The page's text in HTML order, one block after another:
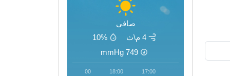
صافي
4 م\ث
10%
749
mmHg
17:00
18:00
19:00